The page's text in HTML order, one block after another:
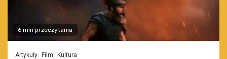
6 min przeczytania
Artykuły Film Kultura